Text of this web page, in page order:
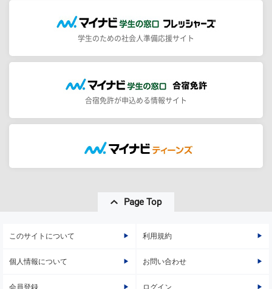
学生のための社会人準備応援サイト
合宿免許が申込める情報サイト
Page Top
このサイトについて 利用規約
個人情報について お問い合わせ
会員登録 ログイン